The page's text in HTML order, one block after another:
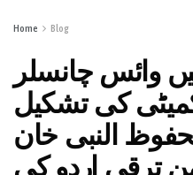
Home Blog
وائس چانسلر
کی تشکیل
النبی خان
ترقی اردو کی